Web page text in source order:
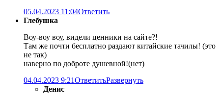
05.04.2023 11:04Ответить
Глебушка
Воу-воу воу, видели ценники на сайте?!
Там же почти бесплатно раздают китайские тачилы! (это
не так)
наверно по доброте душевной!(нет)
04.04.2023 9:21ОтветитьРазвернуть
Денис